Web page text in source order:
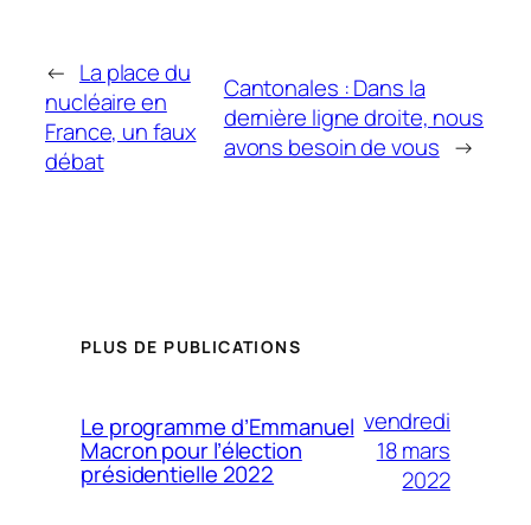
← La place du
nucléaire en
France, un faux
débat
Cantonales : Dans la
dernière ligne droite, nous
avons besoin de vous →
PLUS DE PUBLICATIONS
Le programme d’Emmanuel
Macron pour l’élection
présidentielle 2022
vendredi
18 mars
2022